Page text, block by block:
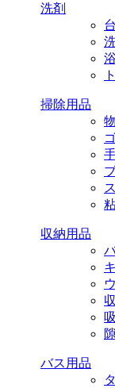
洗剤
掃除用品
収納用品
バス用品